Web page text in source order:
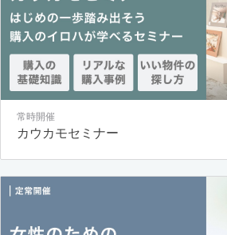
常時開催
カウカモセミナー